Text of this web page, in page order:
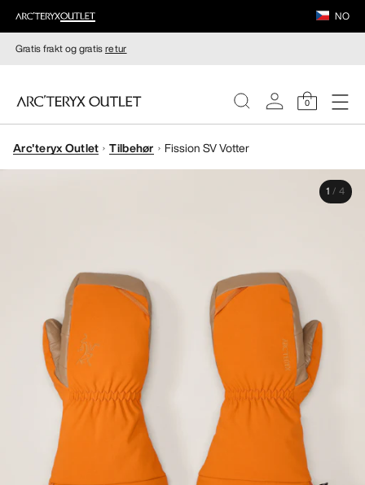
NO
Gratis frakt og gratisretur
0
DAMER
Arc'teryx Outlet Tilbehør Fission SV Votter
1 / 4